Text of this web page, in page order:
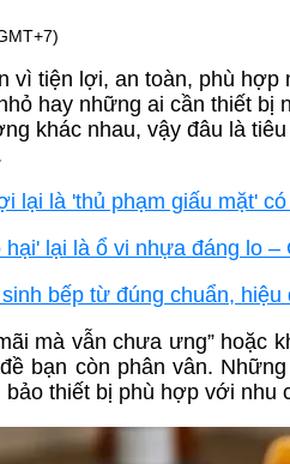
vì tiện lợi, an toàn, phù
hay những ai cần thiết
khác nhau, vậy đâu là
lại là 'thủ phạm giấu mặt'
lại là ổ vi nhựa đáng lo
bếp từ đúng chuẩn, hiệu
mà vẫn chưa ưng” hoặc
bạn còn phân vân.
thiết bị phù hợp với nhu